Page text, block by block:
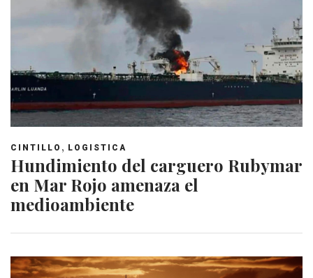
CINTILLO , LOGISTICA
Hundimiento del carguero Rubymar
en Mar Rojo amenaza el
medioambiente